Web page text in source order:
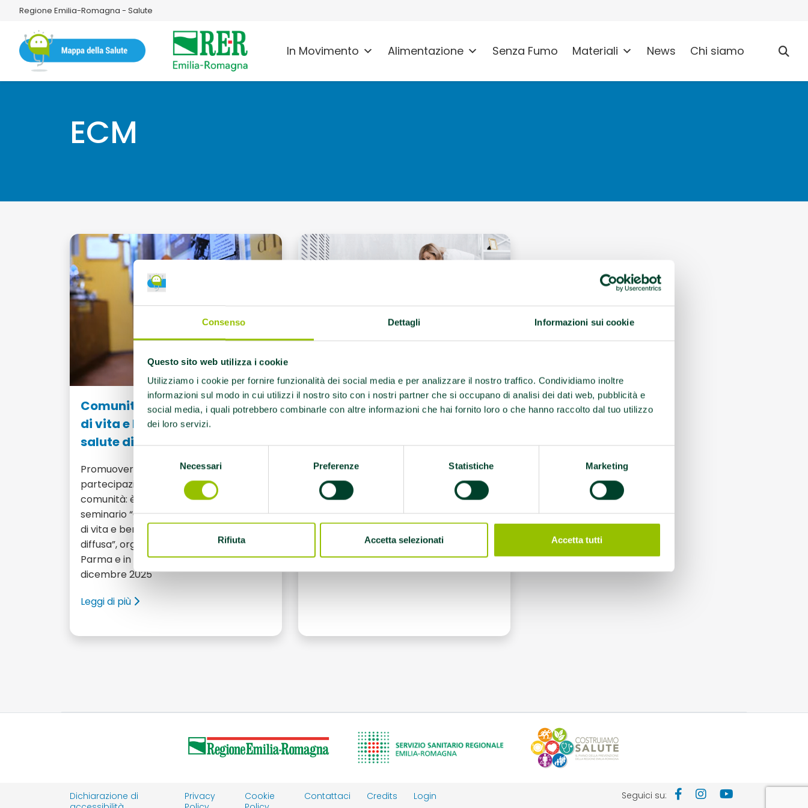
Consenso Dettagli Informazioni sui cookie
Questo sito web utilizza i cookie
Utilizziamo i cookie per fornire funzionalità dei social media e per analizzare il nostro traffico. Condividiamo inoltre
informazioni sul modo in cui utilizzi il nostro sito con i nostri partner che si occupano di analisi dei dati web, pubblicità e
social media, i quali potrebbero combinarle con altre informazioni che hai fornito loro o che hanno raccolto dal tuo utilizzo
dei loro servizi.
del
consenso
Necessari Preferenze Statistiche Marketing
Rifiuta Accetta selezionati Accetta tutti
Regione Emilia-Romagna - Salute
In Movimento Alimentazione Senza Fumo Materiali News Chi siamo
ECM
Comunità Attive: corretti stili
di vita e benessere per una
salute diffusa
Promuovere salute, benessere e
partecipazione attiva all’interno delle
comunità: è questo l’obiettivo del
seminario “Comunità Attive: corretti stili
di vita e benessere per una salute
diffusa”, organizzato dall’Azienda USL di
Parma e in programma lunedì 15
dicembre 2025
Leggi di più
Formazione: “Trapianto,
attività fisica e sport: un
percorso per i pazienti nel pre
Casa della Salute Ovest di Reggio Emilia
Leggi di più
Dichiarazione di
Privacy
Cookie
Contattaci Credits Login Seguici su: